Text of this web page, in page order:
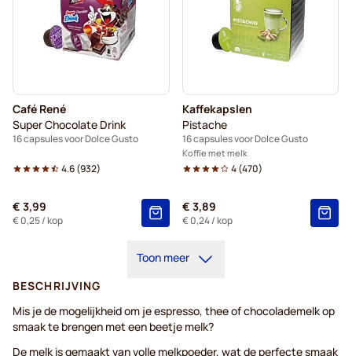
Café René
Super Chocolate Drink
16 capsules voor Dolce Gusto
4.6(932)
€ 3,99
€ 0,25/ kop
Kaffekapslen
Pistache
16 capsules voor Dolce Gusto
Koffie met melk
4(470)
€ 3,89
€ 0,24/ kop
Toon meer
BESCHRIJVING
Mis je de mogelijkheid om je espresso, thee of chocolademelk op
smaak te brengen met een beetje melk?
De melk is gemaakt van volle melkpoeder, wat de perfecte smaak